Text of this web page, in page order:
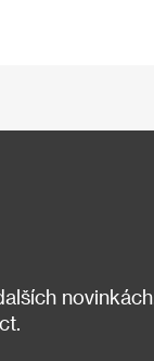
novinkách.